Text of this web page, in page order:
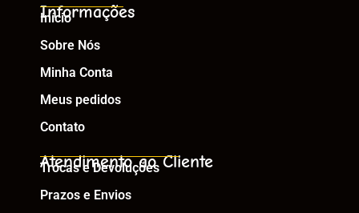
Informações
Início
Sobre Nós
Minha Conta
Meus pedidos
Contato
Atendimento ao Cliente
Trocas e Devoluções
Prazos e Envios